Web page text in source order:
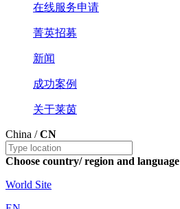
在线服务申请
菁英招募
新闻
成功案例
关于莱茵
China /CN
Choose country/ region and language
World Site